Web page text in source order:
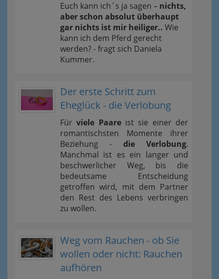
Euch kann ich´s ja sagen – nichts,
aber schon absolut überhaupt
gar nichts ist mir heiliger.. Wie
kann ich dem Pferd gerecht
werden? - fragt sich Daniela
Kummer.
Der erste Schritt zum
Eheglück - die Verlobung
Fürviele Paareist sie einer der
romantischsten Momente ihrer
Beziehung - die Verlobung.
Manchmal ist es ein langer und
beschwerlicher Weg, bis die
bedeutsame Entscheidung
getroffen wird, mit dem Partner
den Rest des Lebens verbringen
zu wollen.
Weg vom Rauchen - ob Sie
wollen oder nicht: Rauchen
aufhören